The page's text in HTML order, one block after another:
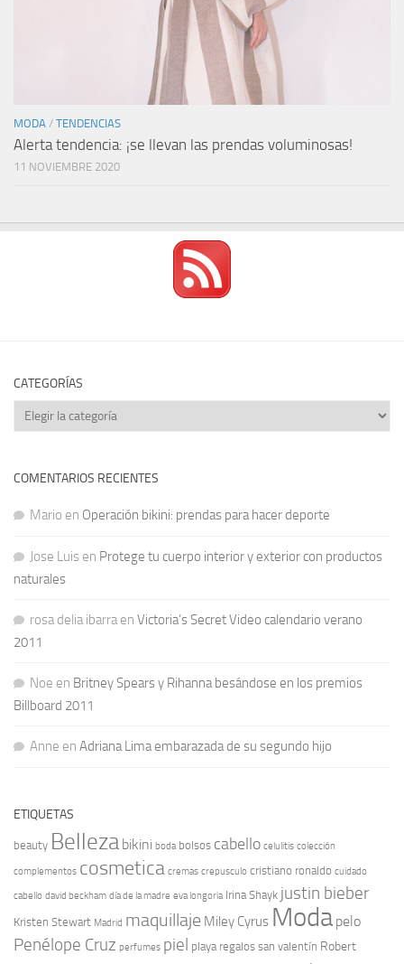
MODA / TENDENCIAS
Alerta tendencia: ¡se llevan las prendas voluminosas!
11 NOVIEMBRE 2020
CATEGORÍAS
Categorías
COMENTARIOS RECIENTES
Mario en Operación bikini: prendas para hacer deporte
Jose Luis en Protege tu cuerpo interior y exterior con productos
naturales
rosa delia ibarraen Victoria’s Secret Video calendario verano
2011
Noe en Britney Spears y Rihanna besándose en los premios
Billboard 2011
Anne en Adriana Lima embarazada de su segundo hijo
ETIQUETAS
beauty Belleza bikini boda bolsos cabello celulitis colección
complementos cosmetica cremas crepusculo cristiano ronaldo cuidado
cabello david beckham día de la madre eva longoria Irina Shayk justin bieber
Kristen Stewart Madrid maquillaje Miley Cyrus Moda pelo
Penélope Cruz perfumes piel playa regalos san valentín Robert